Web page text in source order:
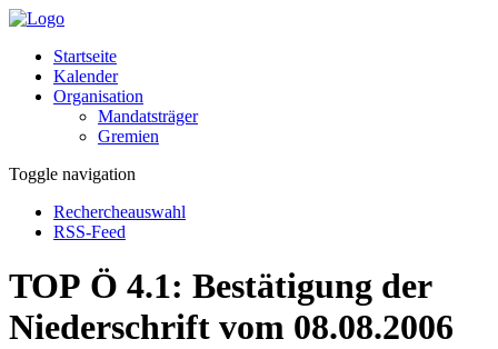
Startseite
Kalender
Organisation
Mandatsträger
Gremien
Toggle navigation
Rechercheauswahl
RSS-Feed
TOP Ö 4.1: Bestätigung der
Niederschrift vom 08.08.2006